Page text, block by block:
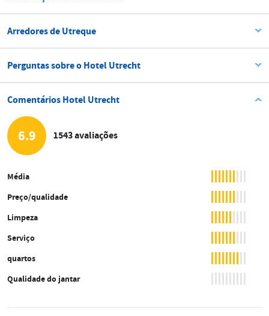
Arredores de Utreque
Perguntas sobre o Hotel Utrecht
Comentários Hotel Utrecht
6.9 1543 avaliações
Média
Preço/qualidade
Limpeza
Serviço
quartos
Qualidade do jantar